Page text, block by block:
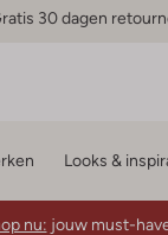
30 dagen
Looks &
nu: jouw must-